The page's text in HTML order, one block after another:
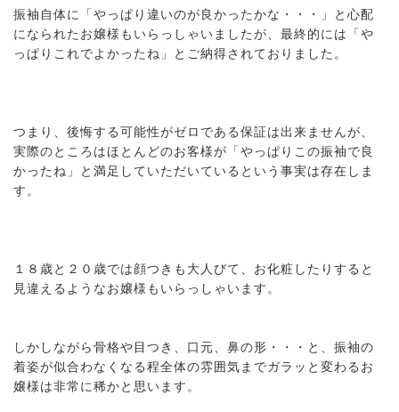
振袖自体に「やっぱり違いのが良かったかな・・・」と心配
になられたお嬢様もいらっしゃいましたが、最終的には「や
っぱりこれでよかったね」とご納得されておりました。
つまり、後悔する可能性がゼロである保証は出来ませんが、
実際のところはほとんどのお客様が「やっぱりこの振袖で良
かったね」と満足していただいているという事実は存在しま
す。
１８歳と２０歳では顔つきも大人びて、お化粧したりすると
見違えるようなお嬢様もいらっしゃいます。
しかしながら骨格や目つき、口元、鼻の形・・・と、振袖の
着姿が似合わなくなる程全体の雰囲気までガラッと変わるお
嬢様は非常に稀かと思います。